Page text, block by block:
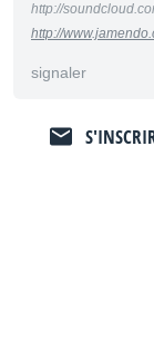
http://
http://
signaler